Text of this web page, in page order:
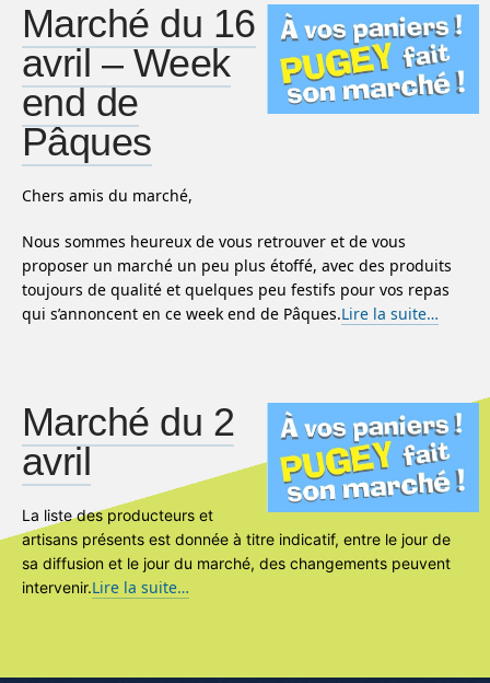
Marché du 16
avril – Week
end de
Pâques
Chers amis du marché,
Nous sommes heureux de vous retrouver et de vous
proposer un marché un peu plus étoffé, avec des produits
toujours de qualité et quelques peu festifs pour vos repas
qui s’annoncent en ce week end de Pâques.Lire la suite…
Marché du 2
avril
La liste des producteurs et
artisans présents est donnée à titre indicatif, entre le jour de
sa diffusion et le jour du marché, des changements peuvent
intervenir.Lire la suite…